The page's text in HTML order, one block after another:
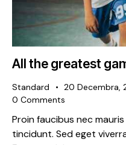
All the greatest
Standard 20 Decembra,
0 Comments
Proin faucibus nec
tincidunt. Sed eget